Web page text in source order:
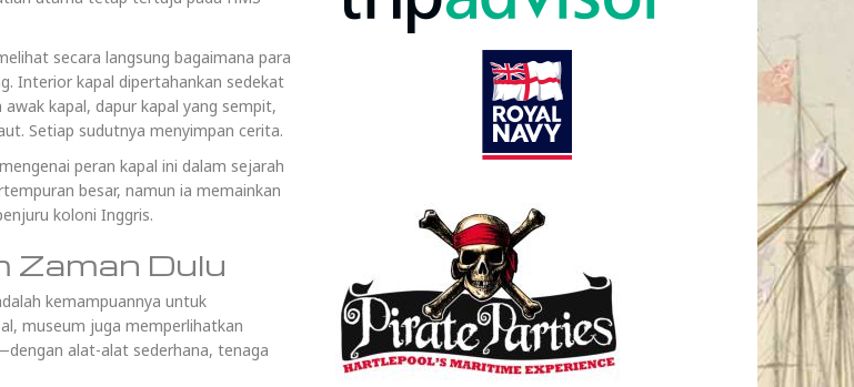
secara langsung bagaimana para
Interior kapal dipertahankan sedekat
kapal, dapur kapal yang sempit,
Setiap sudutnya menyimpan cerita.
peran kapal ini dalam sejarah
besar, namun ia memainkan
koloni Inggris.
Zaman Dulu
kemampuannya untuk
museum juga memperlihatkan
alat-alat sederhana, tenaga